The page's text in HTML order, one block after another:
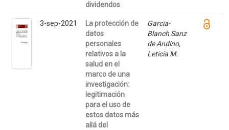
dividendos
3-sep-2021
La protección de
datos
personales
relativos a la
salud en el
marco de una
investigación:
legitimación
para el uso de
estos datos más
allá del
Garcia-
Blanch Sanz
de Andino,
Leticia M.